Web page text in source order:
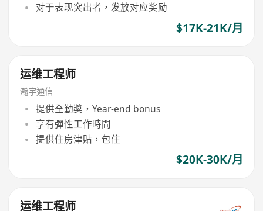
对于表现突出者，发放对应奖励
$17K-21K/月
运维工程师
瀚宇通信
提供全勤獎，Year-end bonus
享有彈性工作時間
提供住房津貼，包住
$20K-30K/月
运维工程师